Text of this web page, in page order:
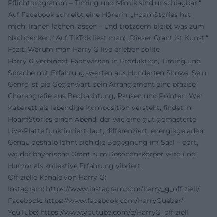
Pflichtprogramm – Timing und Mimik sind unschlagbar.“
Auf Facebook schreibt eine Hörerin: „HoamStories hat
mich Tränen lachen lassen – und trotzdem bleibt was zum
Nachdenken.“ Auf TikTok liest man: „Dieser Grant ist Kunst.“
Fazit: Warum man Harry G live erleben sollte
Harry G verbindet Fachwissen in Produktion, Timing und
Sprache mit Erfahrungswerten aus Hunderten Shows. Sein
Genre ist die Gegenwart, sein Arrangement eine präzise
Choreografie aus Beobachtung, Pausen und Pointen. Wer
Kabarett als lebendige Komposition versteht, findet in
HoamStories einen Abend, der wie eine gut gemasterte
Live-Platte funktioniert: laut, differenziert, energiegeladen.
Genau deshalb lohnt sich die Begegnung im Saal – dort,
wo der bayerische Grant zum Resonanzkörper wird und
Humor als kollektive Erfahrung vibriert.
Offizielle Kanäle von Harry G:
Instagram: https://www.instagram.com/harry_g_offiziell/
Facebook: https://www.facebook.com/HarryGueber/
YouTube: https://www.youtube.com/c/HarryG_offiziell